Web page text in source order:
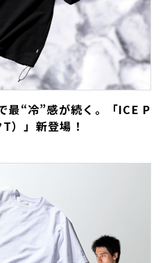
最“冷”感が続く。「ICE P
）」新登場！